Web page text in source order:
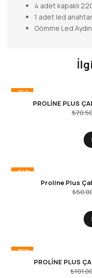
4 adet kapaklı
1 adet led
Gömme Led
-35%
PROLİNE PLUS
₺
-34%
Proline Plus
₺
-35%
PROLİNE PLUS
₺